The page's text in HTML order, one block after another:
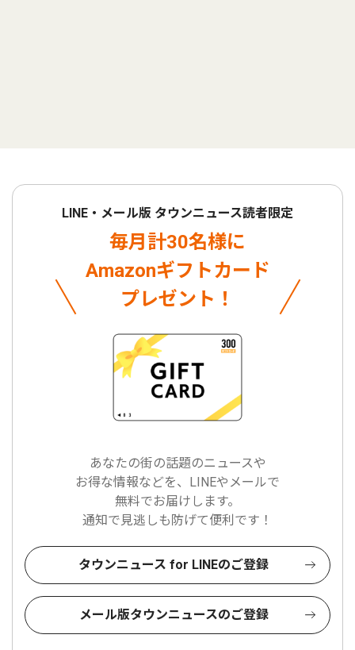
LINE・メール版 タウンニュース読者限定
毎月計30名様に
Amazonギフトカード
プレゼント！
あなたの街の話題のニュースや
お得な情報などを、LINEやメールで
無料でお届けします。
通知で見逃しも防げて便利です！
タウンニュース for LINEのご登録
メール版タウンニュースのご登録